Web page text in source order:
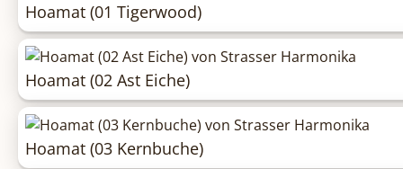
Hoamat (01 Tigerwood)
Hoamat (02 Ast Eiche)
Hoamat (03 Kernbuche)